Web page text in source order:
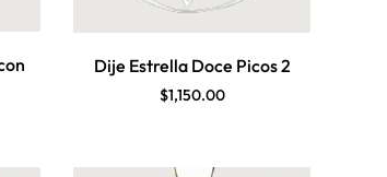
Dije Estrella Doce Picos 2
$1,150.00